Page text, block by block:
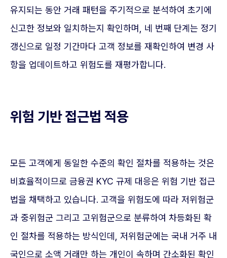
유지되는 동안 거래 패턴을 주기적으로 분석하여 초기에
신고한 정보와 일치하는지 확인하며, 네 번째 단계는 정기
갱신으로 일정 기간마다 고객 정보를 재확인하여 변경 사
항을 업데이트하고 위험도를 재평가합니다.
위험 기반 접근법 적용
모든 고객에게 동일한 수준의 확인 절차를 적용하는 것은
비효율적이므로 금융권 KYC 규제 대응은 위험 기반 접근
법을 채택하고 있습니다. 고객을 위험도에 따라 저위험군
과 중위험군 그리고 고위험군으로 분류하여 차등화된 확
인 절차를 적용하는 방식인데, 저위험군에는 국내 거주 내
국인으로 소액 거래만 하는 개인이 속하며 간소화된 확인